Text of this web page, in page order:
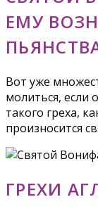
ЕМУ
Вот уже
молиться, если
такого греха,
произносится
ГРЕХИ